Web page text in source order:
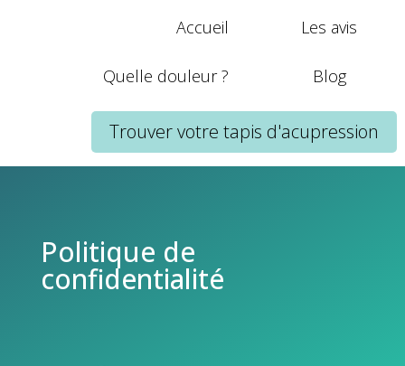
Accueil Les avis
Quelle douleur ? Blog
Trouver votre tapis d'acupression
Politique de
confidentialité